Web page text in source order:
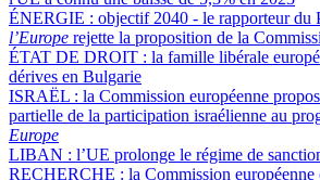
ÉNERGIE : objectif 2040 - le rapporteur du
l’Europe rejette la proposition de la
ÉTAT DE DROIT : la famille libérale
dérives en Bulgarie
ISRAËL : la Commission européenne
partielle de la participation israélienne au
Europe
LIBAN : l’UE prolonge le régime de
RECHERCHE : la Commission